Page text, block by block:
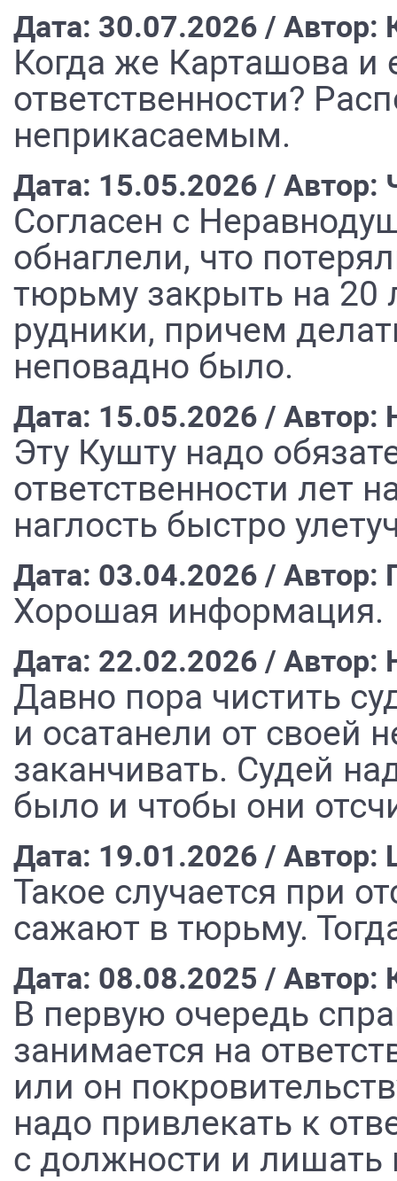
Дата: 30.07.2026 / Автор:
Когда же Карташова и
ответственности?
неприкасаемым.
Дата: 15.05.2026 / Автор:
Согласен с
обнаглели, что
тюрьму закрыть на 20
рудники, причем
неповадно было.
Дата: 15.05.2026 / Автор:
Эту Кушту надо
ответственности лет
наглость быстро
Дата: 03.04.2026 / Автор:
Хорошая информация.
Дата: 22.02.2026 / Автор:
Давно пора чистить
и осатанели от своей
заканчивать. Судей
было и чтобы они
Дата: 19.01.2026 / Автор:
Такое случается при
сажают в тюрьму.
Дата: 08.08.2025 / Автор:
В первую очередь
занимается на
или он
надо привлекать к
с должности и лишать